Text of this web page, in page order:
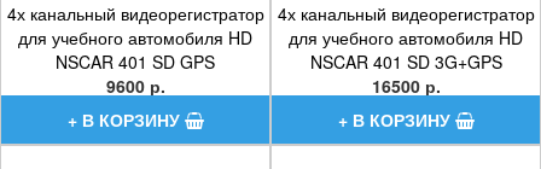
4х канальный видеорегистратор
для учебного автомобиля HD
NSCAR 401 SD GPS
9600 р.
4х канальный видеорегистратор
для учебного автомобиля HD
NSCAR 401 SD 3G+GPS
16500 р.